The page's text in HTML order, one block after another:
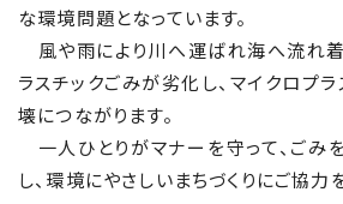
な環境問題となっています。
風や雨により川へ運ばれ海へ流れ着
ラスチックごみが劣化し、マイクロプ
壊につながります。
一人ひとりがマナーを守って、ごみ
し、環境にやさしいまちづくりにご協力